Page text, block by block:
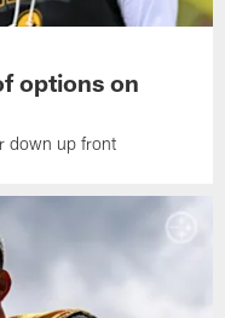
options on
down up front